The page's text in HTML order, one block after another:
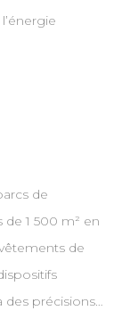
de
1 500 m² en
de
des précisions…